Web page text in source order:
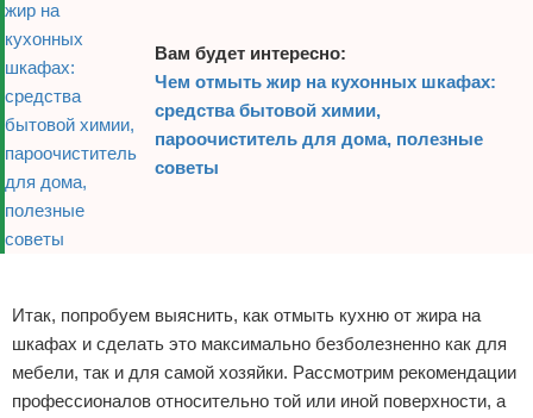
Вам будет интересно:
Чем отмыть жир на кухонных шкафах:
средства бытовой химии,
пароочиститель для дома, полезные
советы
Итак, попробуем выяснить, как отмыть кухню от жира на
шкафах и сделать это максимально безболезненно как для
мебели, так и для самой хозяйки. Рассмотрим рекомендации
профессионалов относительно той или иной поверхности, а